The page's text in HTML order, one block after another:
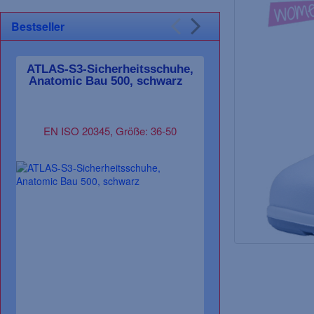
Bestseller
ATLAS-S3-Sicherheitsschuhe,
Anatomic Bau 500, schwarz
EN ISO 20345, Größe: 36-50
F-WICA-
EN ISO